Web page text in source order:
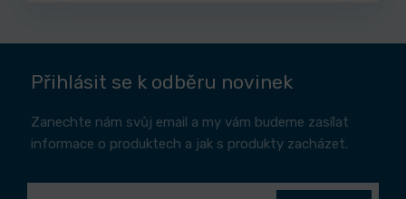
Přihlásit se k odběru novinek
Zanechte nám svůj email a my vám budeme zasílat
informace o produktech a jak s produkty zacházet.